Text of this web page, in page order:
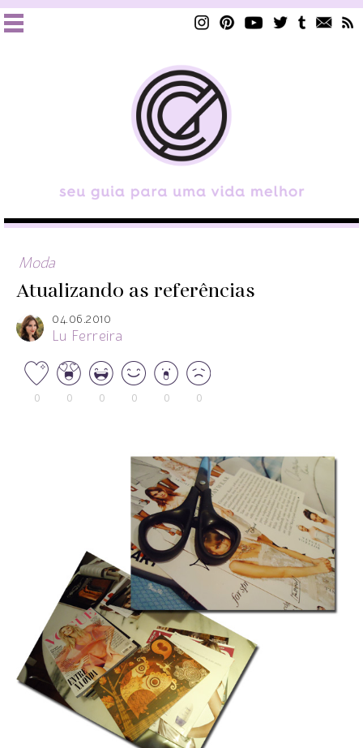
Moda
Atualizando as referências
04.06.2010
Lu Ferreira
0 0 0 0 0 0